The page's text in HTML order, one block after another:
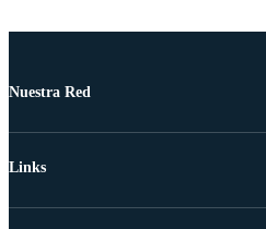
Nuestra Red
Links